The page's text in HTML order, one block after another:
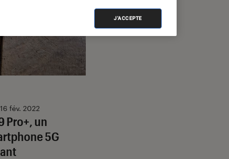
Pro+, un
5G
16 fév. 2022
J'ACCEPTE